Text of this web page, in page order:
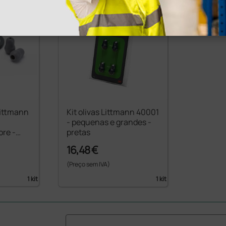
em pacientes adultos e
e tem uma garantia de sete
em dois tamanhos, grandes e
e um valor excecional.
do seu compromisso com a
-
1 kit
Kit olivas Littmann 40001
- pequenas e grandes -
pretas
16,48 €
(Preço sem IVA)
1 kit